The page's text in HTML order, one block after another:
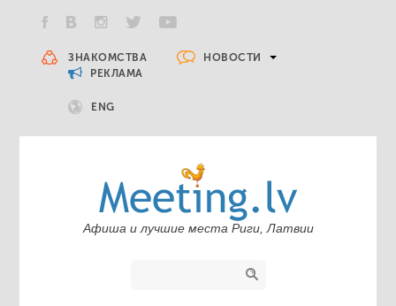
ЗНАКОМСТВА
НОВОСТИ
РЕКЛАМА
ENG
Афиша и лучшие места Риги, Латвии